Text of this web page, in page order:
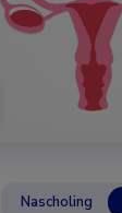
Nascholing